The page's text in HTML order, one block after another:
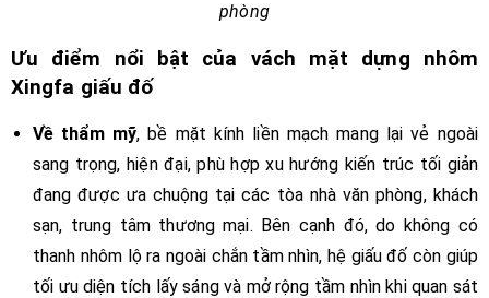
phòng
Ưu điểm nổi bật của vách mặt dựng nhôm
Xingfa giấu đố
Về thẩm mỹ, bề mặt kính liền mạch mang lại vẻ ngoài
sang trọng, hiện đại, phù hợp xu hướng kiến trúc tối giản
đang được ưa chuộng tại các tòa nhà văn phòng, khách
sạn, trung tâm thương mại. Bên cạnh đó, do không có
thanh nhôm lộ ra ngoài chắn tầm nhìn, hệ giấu đố còn giúp
tối ưu diện tích lấy sáng và mở rộng tầm nhìn khi quan sát